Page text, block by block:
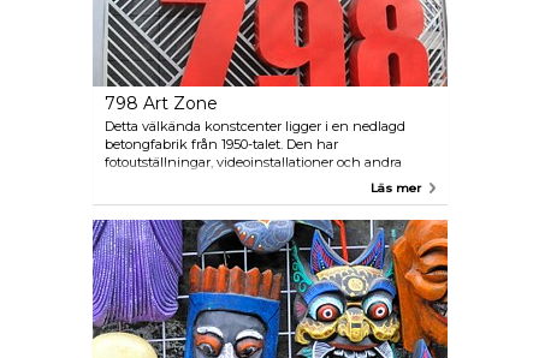
798 Art Zone
Detta välkända konstcenter ligger i en nedlagd
betongfabrik från 1950-talet. Den har
fotoutställningar, videoinstallationer och andra
Läs mer